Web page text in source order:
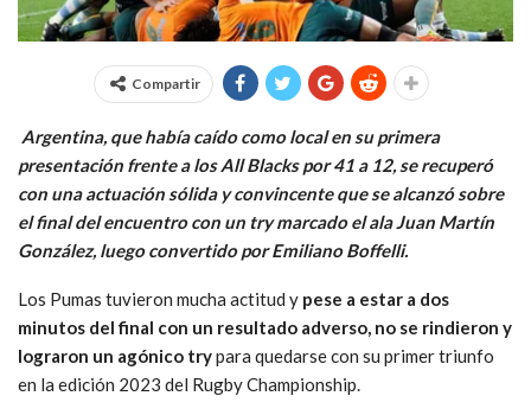
Compartir
Argentina, que había caído como local en su primera
presentación frente a los All Blacks por 41 a 12, se recuperó
con una actuación sólida y convincente que se alcanzó sobre
el final del encuentro con un try marcado el ala Juan Martín
González, luego convertido por Emiliano Boffelli.
Los Pumas tuvieron mucha actitud y pese a estar a dos
minutos del final con un resultado adverso, no se rindieron y
lograron un agónico trypara quedarse con su primer triunfo
en la edición 2023 del Rugby Championship.